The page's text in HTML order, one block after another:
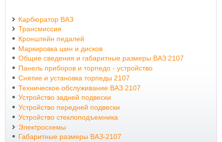
Карбюратор ВАЗ
Трансмиссия
Кронштейн педалей
Маркировка шин и дисков
Общие сведения и габаритные размеры ВАЗ 2107
Панель приборов и торпедо - устройство
Снятие и установка торпеды 2107
Техническое обслуживание ВАЗ 2107
Устройство задней подвески
Устройство передней подвески
Устройство стеклоподъемника
Электросхемы
Габаритные размеры ВАЗ-2107